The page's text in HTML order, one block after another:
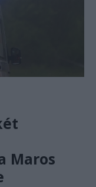
Maros